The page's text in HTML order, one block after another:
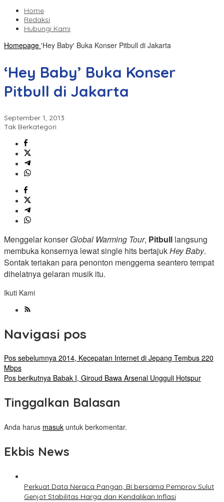
Home
Redaksi
Hubungi Kami
Homepage 'Hey Baby' Buka Konser Pitbull di Jakarta
‘Hey Baby’ Buka Konser
Pitbull di Jakarta
September 1, 2013
Tak Berkategori
Menggelar konserGlobal Warming Tour, Pitbull langsung
membuka konsernya lewat single hits bertajukHey Baby.
Sontak teriakan para penonton menggema seantero tempat
dihelatnya gelaran musik itu.
Ikuti Kami
Navigasi pos
Pos sebelumnya 2014, Kecepatan Internet di Jepang Tembus 220
Mbps
Pos berikutnya Babak I, Giroud Bawa Arsenal Ungguli Hotspur
Tinggalkan Balasan
Anda harus masuk untuk berkomentar.
Ekbis News
Perkuat Data Neraca Pangan, BI bersama Pemprov Sulut
Genjot Stabilitas Harga dan Kendalikan Inflasi